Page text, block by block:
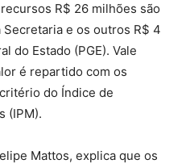
R$ 26 milhões são
e os outros R$ 4
do Estado (PGE). Vale
é repartido com os
do Índice de
(IPM).
Mattos, explica que os